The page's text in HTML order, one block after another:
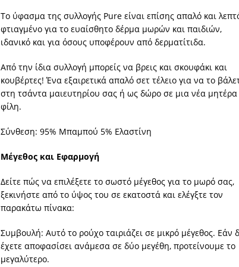
Το ύφασμα της συλλογής Pure είναι επίσης απαλό και
φτιαγμένο για το ευαίσθητο δέρμα μωρών και παιδιών,
ιδανικό και για όσους υποφέρουν από δερματίτιδα.
Από την ίδια συλλογή μπορείς να βρεις και σκουφάκι και
κουβέρτες! Ένα εξαιρετικά απαλό σετ τέλειο για να το
στη τσάντα μαιευτηρίου σας ή ως δώρο σε μια νέα μητέρα
φίλη.
Σύνθεση: 95% Μπαμπού 5% Ελαστίνη
Μέγεθος και Εφαρμογή
Δείτε πώς να επιλέξετε το σωστό μέγεθος για το μωρό σας,
ξεκινήστε από το ύψος του σε εκατοστά και ελέγξτε τον
παρακάτω πίνακα:
Συμβουλή: Αυτό το ρούχο ταιριάζει σε μικρό μέγεθος. Εάν
έχετε αποφασίσει ανάμεσα σε δύο μεγέθη, προτείνουμε το
μεγαλύτερο.